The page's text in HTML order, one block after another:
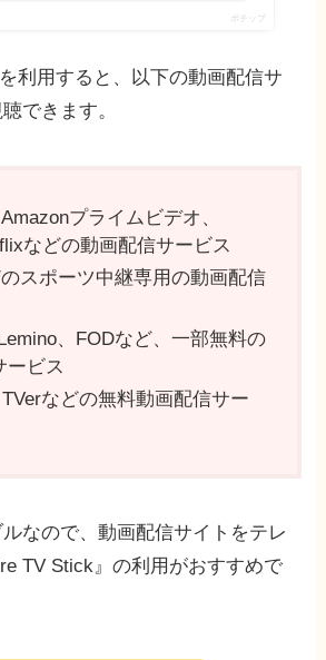
ポチップ
利用すると、以下の動画配信サ
できます。
プライムビデオ、
などの動画配信サービス
スポーツ中継専用の動画配信
、FODなど、一部無料の
ービス
TVerなどの無料動画配信サー
なので、動画配信サイトをテレ
TV Stick』の利用がおすすめで